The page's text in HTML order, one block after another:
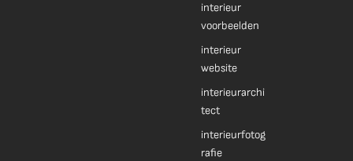
interieur
voorbeelden
interieur
website
interieurarchi
tect
interieurfotog
rafie